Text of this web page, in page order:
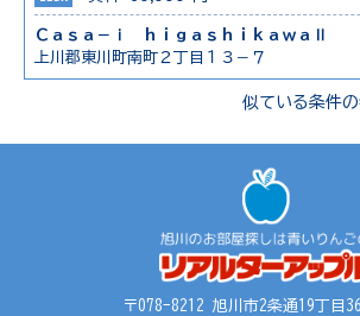
Ｃａｓａ－ⅰ ｈｉｇａｓｈｉｋａｗａⅡ
上川郡東川町南町２丁目１３－７
似ている条件
〒078-8212 旭川市2条通19丁目